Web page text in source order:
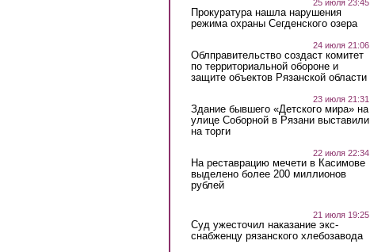
25 июля 23:45
Прокуратура нашла нарушения
режима охраны Сегденского озера
24 июля 21:06
Облправительство создаст комитет
по территориальной обороне и
защите объектов Рязанской области
23 июля 21:31
Здание бывшего «Детского мира» на
улице Соборной в Рязани выставили
на торги
22 июля 22:34
На реставрацию мечети в Касимове
выделено более 200 миллионов
рублей
21 июля 19:25
Суд ужесточил наказание экс-
снабженцу рязанского хлебозавода